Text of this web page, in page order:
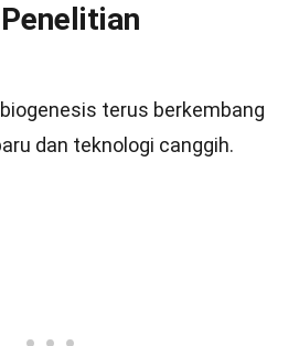
terus berkembang
dan teknologi canggih.